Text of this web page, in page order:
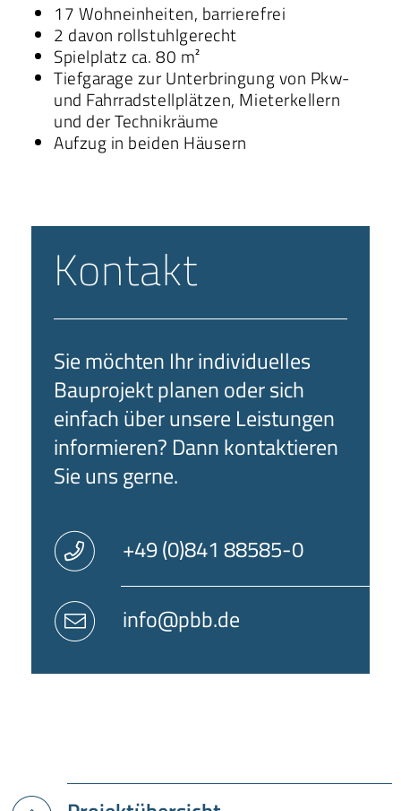
17 Wohneinheiten, barrierefrei
2 davon rollstuhlgerecht
Spielplatz ca. 80 m²
Tiefgarage zur Unterbringung von Pkw-
und Fahrradstellplätzen, Mieterkellern
und der Technikräume
Aufzug in beiden Häusern
Kontakt
Sie möchten Ihr individuelles
Bauprojekt planen oder sich
einfach über unsere Leistungen
informieren? Dann kontaktieren
Sie uns gerne.
+49 (0)841 88585-0
info@pbb.de